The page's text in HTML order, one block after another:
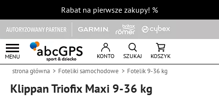
Rabat na pierwsze zakupy! %
MENU KONTO SZUKAJ KOSZYK
strona główna Foteliki samochodowe Fotelik 9-36 kg
Klippan Triofix Maxi 9-36 kg